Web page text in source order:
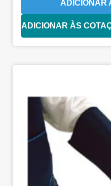
ADICIONAR
ADICIONAR ÀS